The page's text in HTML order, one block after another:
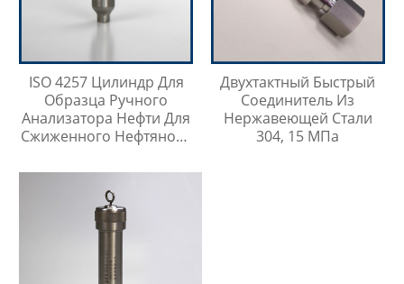
ISO 4257 Цилиндр Для
Образца Ручного
Анализатора Нефти Для
Сжиженного Нефтяного
Двухтактный Быстрый
Соединитель Из
Нержавеющей Стали
304, 15 МПа